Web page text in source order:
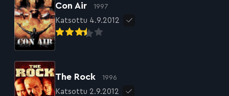
Con Air 1997
Katsottu 4.9.2012
The Rock 1996
Katsottu 2.9.2012